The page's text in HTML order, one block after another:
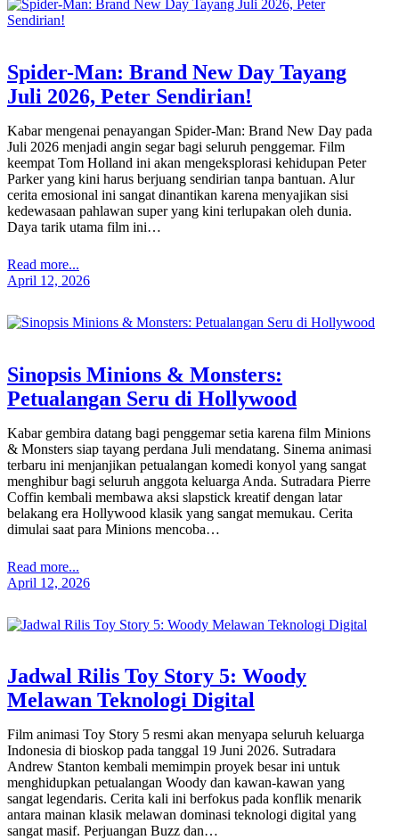
Spider-Man: Brand New Day Tayang
Juli 2026, Peter Sendirian!
Kabar mengenai penayangan Spider-Man: Brand New Day pada
Juli 2026 menjadi angin segar bagi seluruh penggemar. Film
keempat Tom Holland ini akan mengeksplorasi kehidupan Peter
Parker yang kini harus berjuang sendirian tanpa bantuan. Alur
cerita emosional ini sangat dinantikan karena menyajikan sisi
kedewasaan pahlawan super yang kini terlupakan oleh dunia.
Daya tarik utama film ini…
Read more...
April 12, 2026
Sinopsis Minions & Monsters:
Petualangan Seru di Hollywood
Kabar gembira datang bagi penggemar setia karena film Minions
& Monsters siap tayang perdana Juli mendatang. Sinema animasi
terbaru ini menjanjikan petualangan komedi konyol yang sangat
menghibur bagi seluruh anggota keluarga Anda. Sutradara Pierre
Coffin kembali membawa aksi slapstick kreatif dengan latar
belakang era Hollywood klasik yang sangat memukau. Cerita
dimulai saat para Minions mencoba…
Read more...
April 12, 2026
Jadwal Rilis Toy Story 5: Woody
Melawan Teknologi Digital
Film animasi Toy Story 5 resmi akan menyapa seluruh keluarga
Indonesia di bioskop pada tanggal 19 Juni 2026. Sutradara
Andrew Stanton kembali memimpin proyek besar ini untuk
menghidupkan petualangan Woody dan kawan-kawan yang
sangat legendaris. Cerita kali ini berfokus pada konflik menarik
antara mainan klasik melawan dominasi teknologi digital yang
sangat masif. Perjuangan Buzz dan…